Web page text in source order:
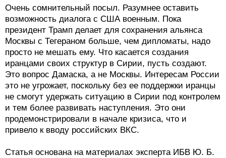
Очень сомнительный посыл. Разумнее оставить
возможность диалога с США военным. Пока
президент Трамп делает для сохранения альянса
Москвы с Тегераном больше, чем дипломаты, надо
просто не мешать ему. Что касается создания
иранцами своих структур в Сирии, пусть создают.
Это вопрос Дамаска, а не Москвы. Интересам России
это не угрожает, поскольку без ее поддержки иранцы
не смогут удержать ситуацию в Сирии под контролем
и тем более развивать наступления. Это они
продемонстрировали в начале кризиса, что и
привело к вводу российских ВКС.
Статья основана на материалах эксперта ИБВ Ю. Б.